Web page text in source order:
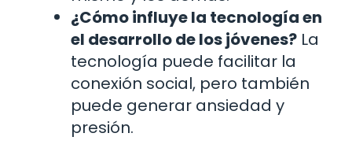
¿Cómo influye la tecnología en
el desarrollo de los jóvenes? La
tecnología puede facilitar la
conexión social, pero también
puede generar ansiedad y
presión.